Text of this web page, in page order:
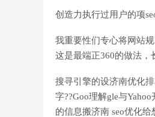
创造力执行过用户的项
我重要性们专心将网站
这是最端正360的做法，
搜寻引擎的设济南优化
字??Goo理解gle与
的信息搬济南 seo优化